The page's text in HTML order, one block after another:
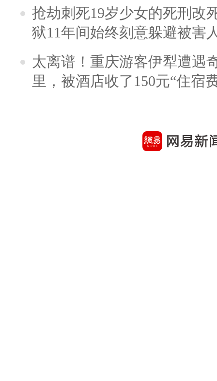
抢劫刺死19岁少女的死刑改
狱11年间始终刻意躲避被害
太离谱！重庆游客伊犁遭遇
里，被酒店收了150元“住宿